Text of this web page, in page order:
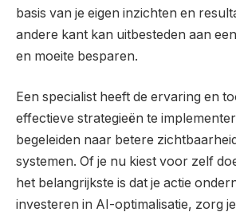
basis van je eigen inzichten en
andere kant kan uitbesteden aan
en moeite besparen.
Een specialist heeft de ervaring en
effectieve strategieën te
begeleiden naar betere
systemen. Of je nu kiest voor zelf
het belangrijkste is dat je actie
investeren in AI-optimalisatie, zorg